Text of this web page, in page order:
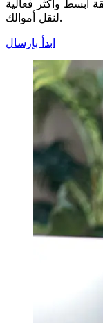
أبسط وأكثر فعالية
لنقل أموالك.
ابدأ بإرسال